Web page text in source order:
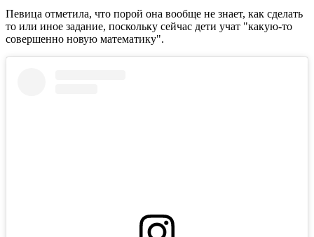
Певица отметила, что порой она вообще не знает, как сделать
то или иное задание, поскольку сейчас дети учат "какую-то
совершенно новую математику".